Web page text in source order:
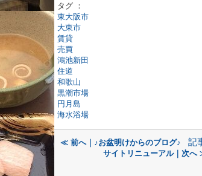
タグ ：
東大阪市
大東市
賃貸
売買
鴻池新田
住道
和歌山
黒潮市場
円月島
海水浴場
≪ 前へ｜♪お盆明けからのブログ♪ 記
サイトリニューアル｜次へ